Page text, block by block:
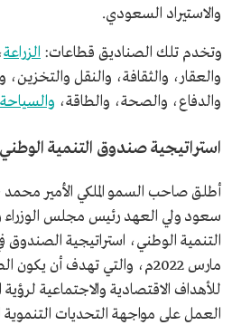
والاستيراد السعودي.
وتخدم تلك الصناديق قطاعات: الزراعة
والعقار، والثقافة، والنقل والتخزين،
والدفاع، والصحة، والطاقة، والسياحة
استراتيجية صندوق التنمية الوطني
أطلق صاحب السمو الملكي الأمير
سعود ولي العهد رئيس مجلس
مارس 2022م، والتي تهدف أن
العمل على مواجهة التحديات